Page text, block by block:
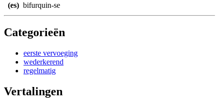
(es) bifurquin-se
Categorieën
eerste vervoeging
wederkerend
regelmatig
Vertalingen